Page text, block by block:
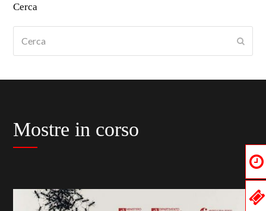
Cerca
Mostre in corso